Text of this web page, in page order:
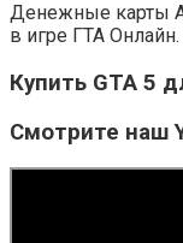
Денежные карты
в игре ГТА
Купить GTA 5
Смотрите наш